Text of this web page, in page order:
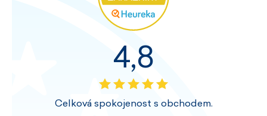
4,8
Celková spokojenost s obchodem.